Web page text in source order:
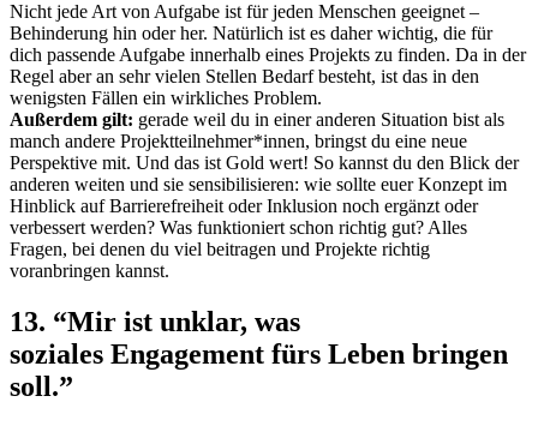
Nicht jede Art von Aufgabe ist für jeden Menschen geeignet –
Behinderung hin oder her. Natürlich ist es daher wichtig, die für
dich passende Aufgabe innerhalb eines Projekts zu finden. Da in der
Regel aber an sehr vielen Stellen Bedarf besteht, ist das in den
wenigsten Fällen ein wirkliches Problem.
Außerdem gilt: gerade weil du in einer anderen Situation bist als
manch andere Projektteilnehmer*innen, bringst du eine neue
Perspektive mit. Und das ist Gold wert! So kannst du den Blick der
anderen weiten und sie sensibilisieren: wie sollte euer Konzept im
Hinblick auf Barrierefreiheit oder Inklusion noch ergänzt oder
verbessert werden? Was funktioniert schon richtig gut? Alles
Fragen, bei denen du viel beitragen und Projekte richtig
voranbringen kannst.
13. “Mir ist unklar, was
soziales Engagement fürs Leben bringen
soll.”